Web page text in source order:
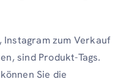
zum Verkauf
sind Produkt-Tags.
Sie die